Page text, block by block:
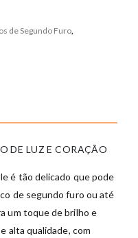
de Segundo Furo
DE LUZ E CORAÇÃO
é tão delicado que pode
de segundo furo ou até
um toque de brilho e
alta qualidade, com